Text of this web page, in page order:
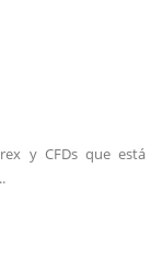
y CFDs que está